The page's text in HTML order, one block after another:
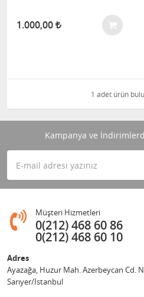
1.000,00
1 adet ürün
Kampanya ve
Müşteri Hizmetleri
0(212) 468 60 86
0(212) 468 60 10
Adres
Ayazağa, Huzur Mah. Azerbeycan Cd.
Sarıyer/İstanbul